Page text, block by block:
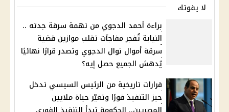
لا يفوتك
براءة أحمد الدجوي من تهمة سرقة جدته ..
النيابة تُفجر مفاجآت تقلب موازين قضية
سرقة أموال نوال الدجوي وتصدر قرارًا نهائيًا
يُدهش الجميع حصل إيه؟
قرارات تاريخية من الرئيس السيسي تدخل
حيز التنفيذ فورًا وتغيّر حياة ملايين